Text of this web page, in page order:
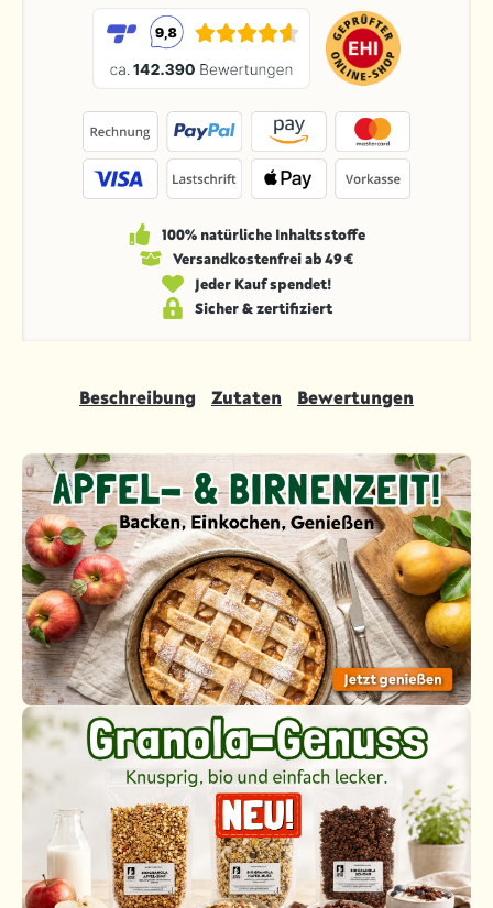
100% natürliche Inhaltsstoffe
Versandkosten­frei ab 49 €
Jeder Kauf spendet!
Sicher & zertifiziert
Beschreibung Zutaten Bewertungen